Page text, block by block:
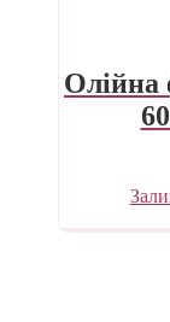
Олійна